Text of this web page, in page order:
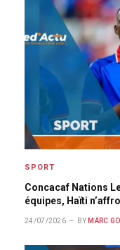
SPORT
Concacaf Nations
équipes, Haïti
24/07/2026 BY MARC